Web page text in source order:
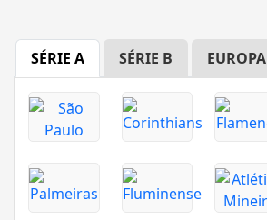
SÉRIE A SÉRIE B EUROPA